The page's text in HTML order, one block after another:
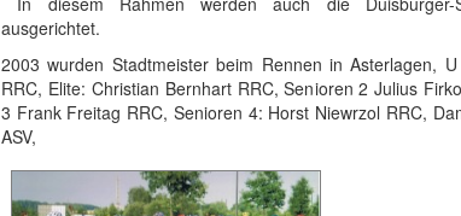
ausgerichtet.
2003 wurden Stadtmeister beim Rennen in Asterlagen,
RRC, Elite: Christian Bernhart RRC, Senioren 2 Julius
3 Frank Freitag RRC, Senioren 4: Horst Niewrzol RRC,
ASV,